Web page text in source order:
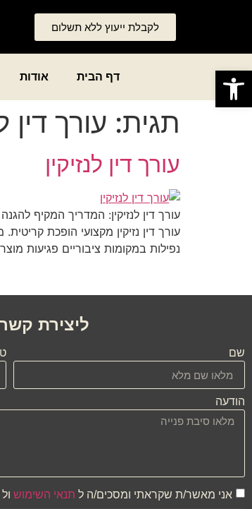
לקבלת ייעוץ ללא תשלום
דף הבית אודות
תגית: עורך דין
עורך דין לנזיקין
עורך דין לנזיקין: המדריך המקיף
עורך דין נזיקין מקצועי הופכת
נפילות במקומות ציבוריים פגיעות
ליצירת קשר חייגו 073-7691080 או
שם
הודעה
אני מאשר/ת שקראתי ומסכים/ה ל תנאי השימוש ול
פתח סרגל נגישות